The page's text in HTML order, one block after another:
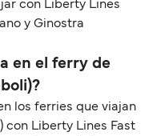
con Liberty Lines
y Ginostra
en el ferry de
los ferries que viajan
con Liberty Lines Fast